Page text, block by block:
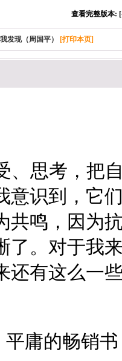
查看完整版本:
发现（周国平） [打印本页]
思考，把
意识到，它
共鸣，因为
了。对于我
还有这么一
销书